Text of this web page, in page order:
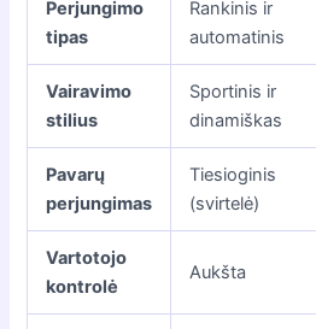
Perjungimo
tipas
Rankinis ir
automatinis
Vairavimo
stilius
Sportinis ir
dinamiškas
Pavarų
perjungimas
Tiesioginis
(svirtelė)
Vartotojo
kontrolė
Aukšta